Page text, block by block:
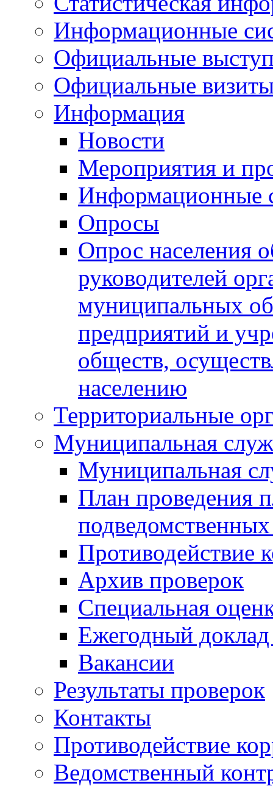
Информационные
Официальные
Официальные
Информация
Новости
Мероприятия и
Информационные
Опросы
Опрос населения
руководителей
муниципальных
предприятий и
обществ,
населению
Территориальные
Муниципальная
Муниципальная
План проведения
Противодействие
Архив проверок
Специальная
Ежегодный
Вакансии
Результаты проверок
Контакты
Противодействие
Ведомственный